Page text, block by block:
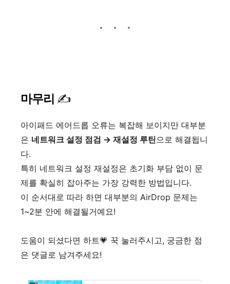
마무리 ✍️
아이패드 에어드롭 오류는 복잡해 보이지만 대부분
은 네트워크 설정 점검 → 재설정 루틴으로 해결됩니
다.
특히 네트워크 설정 재설정은 초기화 부담 없이 문
제를 확실히 잡아주는 가장 강력한 방법입니다.
이 순서대로 따라 하면 대부분의 AirDrop 문제는
1~2분 안에 해결될거예요!
도움이 되셨다면 하트💗 꾹 눌러주시고, 궁금한 점
은 댓글로 남겨주세요!